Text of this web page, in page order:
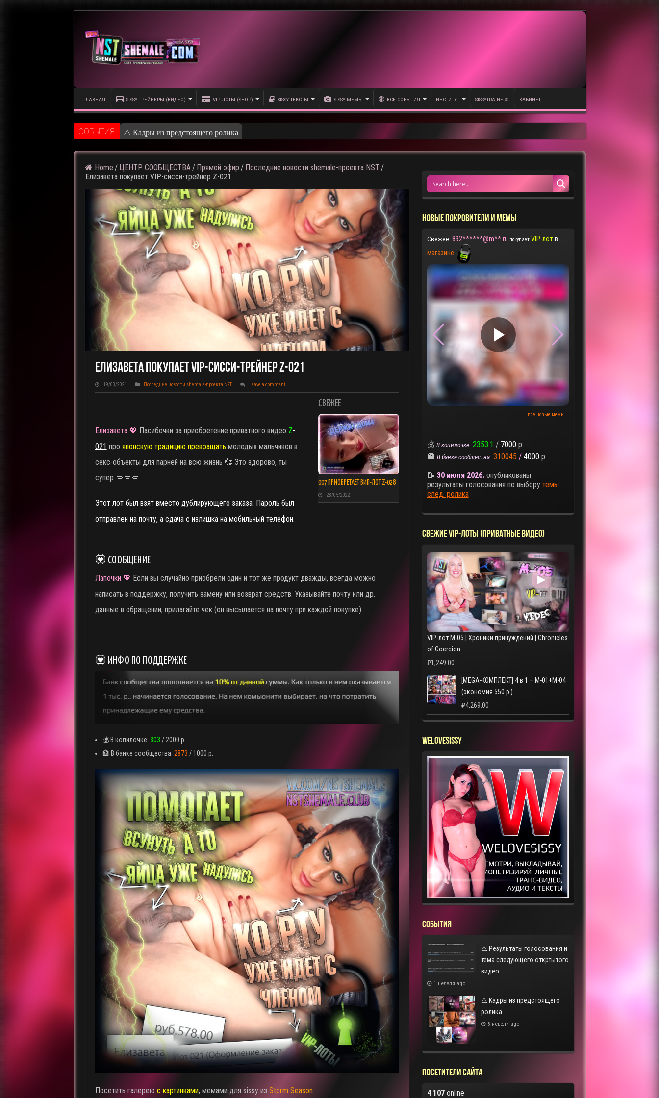
ГЛАВНАЯ SISSY-ТРЕЙНЕРЫ (ВИДЕО) VIP-ЛОТЫ (SHOP) SISSY-ТЕКСТЫ SISSY-МЕМЫ ВСЕ СОБЫТИЯ ИНСТИТУТ SISSYTRAINERS КАБИНЕТ
CОБЫТИЯ ⚠️ Кадры из предстоящего ролика
Home / ЦЕНТР СООБЩЕСТВА / Прямой эфир / Последние новости shemale-проекта NST /
Елизавета покупает VIP-сисси-трейнер Z-021
Елизавета Покупает VIP-Сисси-Трейнер Z-021
19/03/2021 Последние новости shemale-проекта NST Leave a comment
СВЕЖЕЕ
007 ПРИОБРЕТАЕТ ВИП-ЛОТ Z-028
28/05/2022
Елизавета 💖 Пасибочки за приобретение приватного видео Z-
021 про японскую традицию превращать молодых мальчиков в
секс-объекты для парней на всю жизнь 💞 Это здорово, ты
супер 💋💋💋
Этот лот был взят вместо дублирующего заказа. Пароль был
отправлен на почту, а сдача с излишка на мобильный телефон.
💟 СООБЩЕНИЕ
Лапочки 💖 Если вы случайно приобрели один и тот же продукт дважды, всегда можно
написать в поддержку, получить замену или возврат средств. Указывайте почту или др.
данные в обращении, прилагайте чек (он высылается на почту при каждой покупке).
💟 ИНФО ПО ПОДДЕРЖКЕ
💰 В копилочке: 303 / 2000 р.
🏦 В банке сообщества: 2873 / 1000 р.
Посетить галерею с картинками, мемами для sissy из Storm Season
НОВЫЕ ПОКРОВИТЕЛИ И МЕМЫ
Свежее: 892******@m**.ru покупает VIP-лотв
магазине
▶
все новые мемы...
💰 В копилочке: 2353.1 / 7000 р.
🏦 В банке сообщества: 310045 / 4000 р.
📝 30 июля 2026:опубликованы
результаты голосования по выбору темы
след. ролика
СВЕЖИЕ VIP-ЛОТЫ (ПРИВАТНЫЕ ВИДЕО)
▶
VIP-лот M-05 | Хроники принуждений | Chronicles
of Coercion
₽1,249.00
[MEGA-КОМПЛЕКТ] 4 в 1 – M-01+M-04
(экономия 550 р.)
₽4,269.00
WELOVESISSY
СОБЫТИЯ
⚠️ Результаты голосования и
тема следующего откртытого
видео
1 неделя ago
⚠️ Кадры из предстоящего
ролика
3 недели ago
Посетители сайта
4 107online